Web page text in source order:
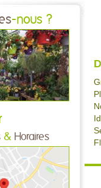
-nous ?
& Horaires